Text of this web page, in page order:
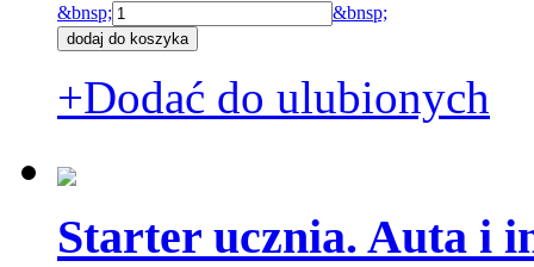
&bnsp; &bnsp;
+Dodać do ulubionych
Starter ucznia. Auta i